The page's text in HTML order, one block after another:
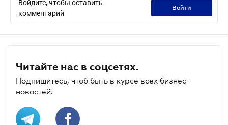
Войдите, чтобы оставить
комментарий
войти
Читайте нас в соцсетях.
Подпишитесь, чтоб быть в курсе всех бизнес-
новостей.